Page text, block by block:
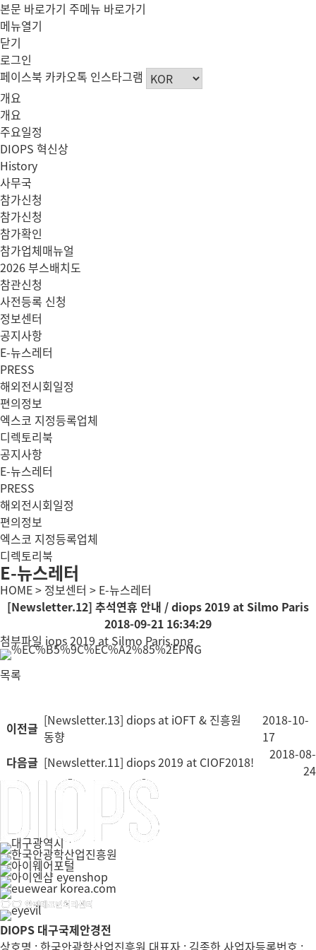
본문 바로가기 주메뉴 바로가기
메뉴열기
닫기
로그인
페이스북 카카오톡 인스타그램
개요
개요
주요일정
DIOPS 혁신상
History
사무국
참가신청
참가신청
참가확인
참가업체매뉴얼
2026 부스배치도
참관신청
사전등록 신청
정보센터
공지사항
E-뉴스레터
PRESS
해외전시회일정
편의정보
엑스코 지정등록업체
디렉토리북
공지사항
E-뉴스레터
PRESS
해외전시회일정
편의정보
엑스코 지정등록업체
디렉토리북
E-뉴스레터
HOME > 정보센터 > E-뉴스레터
[Newsletter.12] 추석연휴 안내 / diops 2019 at Silmo Paris
2018-09-21 16:34:29
첨부파일 iops 2019 at Silmo Paris.png
목록
이전글 [Newsletter.13] diops at iOFT & 진흥원
동향
2018-10-
17
다음글 [Newsletter.11] diops 2019 at CIOF2018!
2018-08-
24
DIOPS 대구국제안경전
상호명 : 한국안광학산업진흥원 대표자 : 김종한 사업자등록번호 :